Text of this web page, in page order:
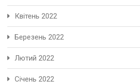
Квітень 2022
Березень 2022
Лютий 2022
Січень 2022